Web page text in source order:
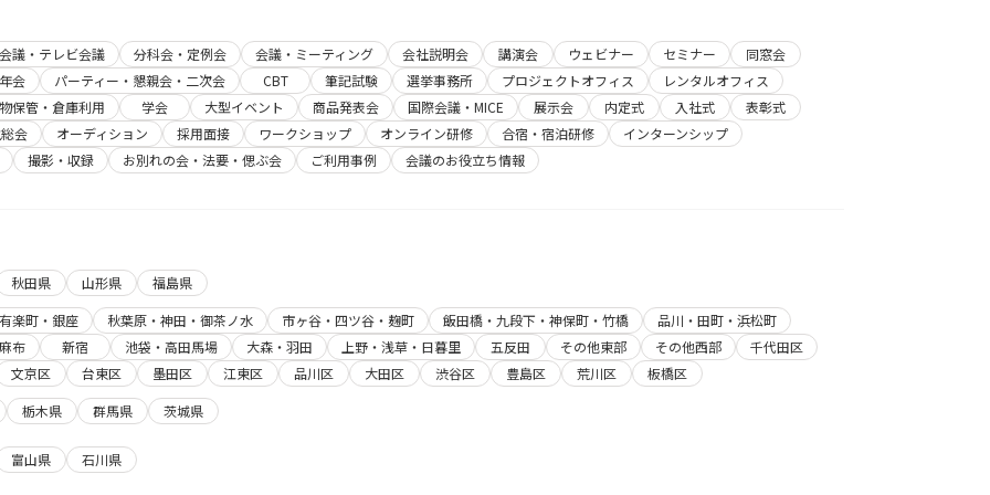
議・テレビ会議 分科会・定例会 会議・ミーティング 会社説明会 講演会 ウェビナー セミナー
同窓会
会
パーティー・懇親会・二次会 CBT 筆記試験 選挙事務所 プロジェクトオフィス
レンタルオフィス
保管・倉庫利用
学会 大型イベント 商品発表会 国際会議・MICE 展示会 内定式 入社式
表彰式
会
オーディション 採用面接 ワークショップ オンライン研修 合宿・宿泊研修
インターンシップ
撮影・収録
お別れの会・法要・偲ぶ会 ご利用事例 会議のお役立ち情報
秋田県 山形県
福島県
楽町・銀座
秋葉原・神田・御茶ノ水 市ヶ谷・四ツ谷・麹町 飯田橋・九段下・神保町・竹橋
品川・田町・浜松町
布
新宿 池袋・高田馬場 大森・羽田 上野・浅草・日暮里 五反田 その他東部 その他西部
千代田区
文京区
台東区 墨田区 江東区 品川区 大田区 渋谷区 豊島区 荒川区
板橋区
栃木県
群馬県 茨城県
富山県 石川県